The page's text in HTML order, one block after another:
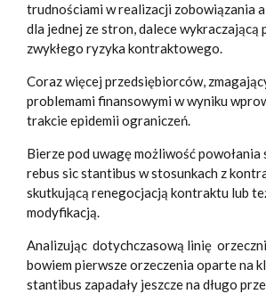
trudnościami w realizacji zobowiązania
dla jednej ze stron, dalece wykraczającą
zwykłego ryzyka kontraktowego.
Coraz więcej przedsiębiorców,
problemami finansowymi w wyniku
trakcie epidemii ograniczeń.
Bierze pod uwagę możliwość powołania
rebus sic stantibus w stosunkach z
skutkującą renegocjacją kontraktu lub
modyfikacją.
Analizując dotychczasową linię
bowiem pierwsze orzeczenia oparte na
stantibus zapadały jeszcze na długo